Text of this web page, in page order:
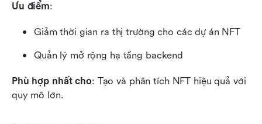
Ưu điểm:
Giảm thời gian ra thị trường cho các dự án NFT
Quản lý mở rộng hạ tầng backend
Phù hợp nhất cho: Tạo và phân tích NFT hiệu quả với
quy mô lớn.